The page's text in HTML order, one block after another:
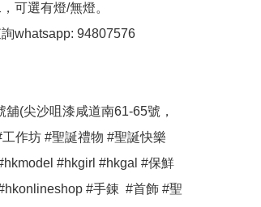
可選有燈/無燈。
whatsapp: 94807576
(尖沙咀漆咸道南61-65號，
作坊 #聖誕禮物 #聖誕快樂
#hkgirl #hkgal #保鮮
#手錬  #首飾 #聖